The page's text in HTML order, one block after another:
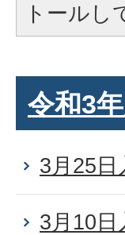
トールし
令和3
3月25
3月10